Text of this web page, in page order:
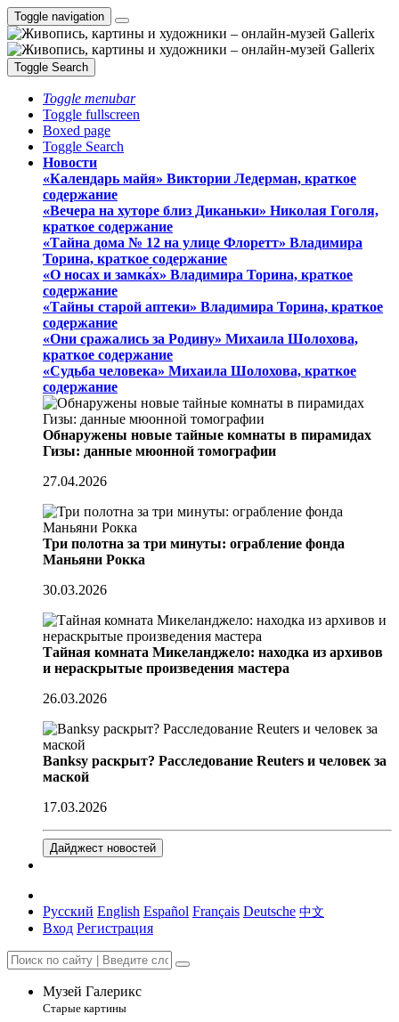
Toggle navigation
Toggle Search
Toggle menubar
Toggle fullscreen
Boxed page
Toggle Search
Новости
«Календарь майя» Виктории Ледерман, краткое
содержание
«Вечера на хуторе близ Диканьки» Николая Гоголя,
краткое содержание
«Тайна дома № 12 на улице Флоретт» Владимира
Торина, краткое содержание
«О носах и замка́х» Владимира Торина, краткое
содержание
«Тайны старой аптеки» Владимира Торина, краткое
содержание
«Они сражались за Родину» Михаила Шолохова,
краткое содержание
«Судьба человека» Михаила Шолохова, краткое
содержание
Обнаружены новые тайные комнаты в пирамидах
Гизы: данные мюонной томографии
27.04.2026
Три полотна за три минуты: ограбление фонда
Маньяни Рокка
30.03.2026
Тайная комната Микеланджело: находка из архивов
и нераскрытые произведения мастера
26.03.2026
Banksy раскрыт? Расследование Reuters и человек за
маской
17.03.2026
Дайджест новостей
Русский English Español Français Deutsche 中文
Вход Регистрация
Музей Галерикс
Старые картины